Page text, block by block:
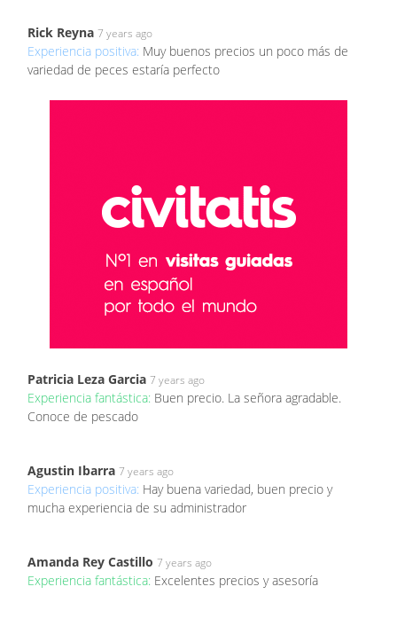
Rick Reyna 7 years ago
Experiencia positiva: Muy buenos precios un poco más de
variedad de peces estaría perfecto
Patricia Leza Garcia 7 years ago
Experiencia fantástica: Buen precio. La señora agradable.
Conoce de pescado
Agustin Ibarra 7 years ago
Experiencia positiva: Hay buena variedad, buen precio y
mucha experiencia de su administrador
Amanda Rey Castillo 7 years ago
Experiencia fantástica: Excelentes precios y asesoría